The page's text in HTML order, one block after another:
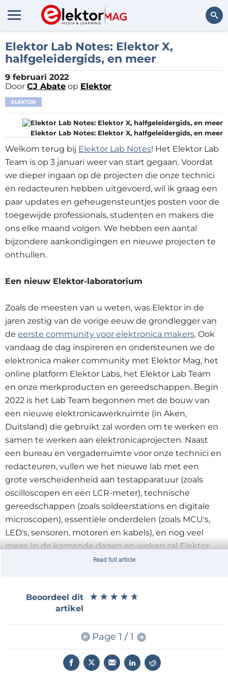
Elektor Lab Notes: Elektor X,
halfgeleidergids, en meer
9 februari 2022
Door CJ Abate op Elektor
ELEKTOR
Elektor Lab Notes: Elektor X, halfgeleidergids, en meer
Welkom terug bij Elektor Lab Notes! Het Elektor Lab
Team is op 3 januari weer van start gegaan. Voordat
we dieper ingaan op de projecten die onze technici
en redacteuren hebben uitgevoerd, wil ik graag een
paar updates en geheugensteuntjes posten voor de
toegewijde professionals, studenten en makers die
ons elke maand volgen. We hebben een aantal
bijzondere aankondigingen en nieuwe projecten te
onthullen.
Een nieuw Elektor-laboratorium
Zoals de meesten van u weten, was Elektor in de
jaren zestig van de vorige eeuw de grondlegger van
de eerste community voor elektronica makers. Ook
vandaag de dag inspireren en ondersteunen we de
elektronica maker community met Elektor Mag, het
online platform Elektor Labs, het Elektor Lab Team
en onze merkproducten en gereedschappen. Begin
2022 is het Lab Team begonnen met de bouw van
een nieuwe elektronicawerkruimte (in Aken,
Duitsland) die gebruikt zal worden om te werken en
samen te werken aan elektronicaprojecten. Naast
een bureau en vergaderruimte voor onze technici en
redacteuren, vullen we het nieuwe lab met een
grote verscheidenheid aan testapparatuur (zoals
oscilloscopen en een LCR-meter), technische
gereedschappen (zoals soldeerstations en digitale
microscopen), essentiële onderdelen (zoals MCU's,
LED's, sensoren, motoren en kabels), en nog veel
meer. In de komende dagen en weken zal Elektor
Senior Engineer Mathias Claussen updates over het
In januari 2022 hebben we het Elektor X-initiatief
gelanceerd om ons Lab-team meer gelegenheid te
geven regelmatig te innoveren, te testen, te
Read full article
Beoordeel dit
artikel
★ ★ ★ ★ ★
★ ★ ★ ★ ★
Page 1 / 1